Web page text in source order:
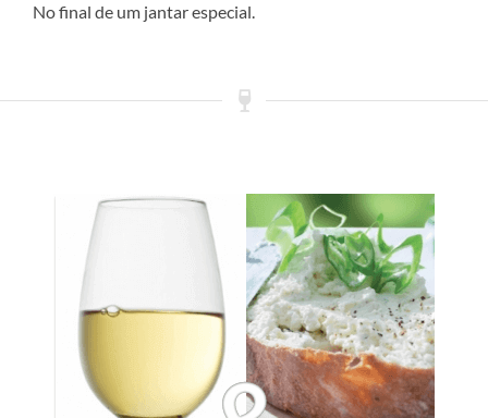
No final de um jantar especial.